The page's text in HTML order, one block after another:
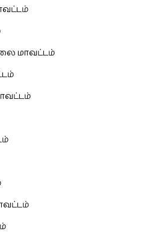
மாவட்டம்